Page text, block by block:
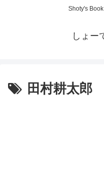
Shoty's
しょー
田村耕太郎